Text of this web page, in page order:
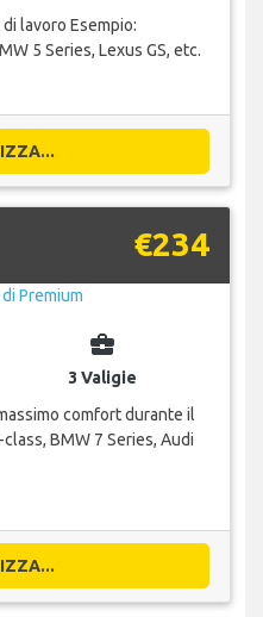
lavoro Esempio:
5 Series, Lexus GS, etc.
€234
business_center
3 Valigie
comfort durante il
BMW 7 Series, Audi